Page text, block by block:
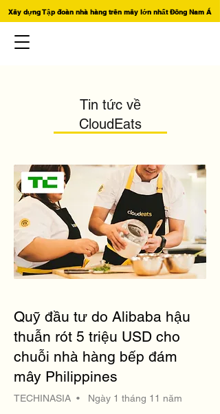
Xây dựng Tập đoàn nhà hàng trên mây lớn nhất Đông Nam Á
Tin tức về
CloudEats
Quỹ đầu tư do Alibaba hậu
thuẫn rót 5 triệu USD cho
chuỗi nhà hàng bếp đám
mây Philippines
TECHINASIA • Ngày 1 tháng 11 năm